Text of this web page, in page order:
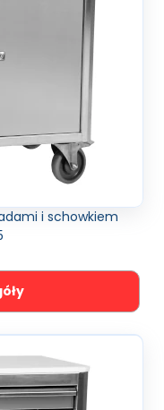
i schowkiem